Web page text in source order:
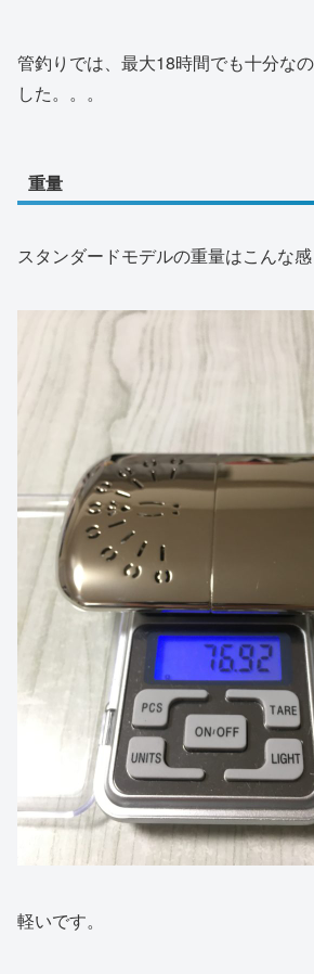
管釣りでは、最大18時間でも十分な
した。。。
重量
スタンダードモデルの重量はこんな感
軽いです。